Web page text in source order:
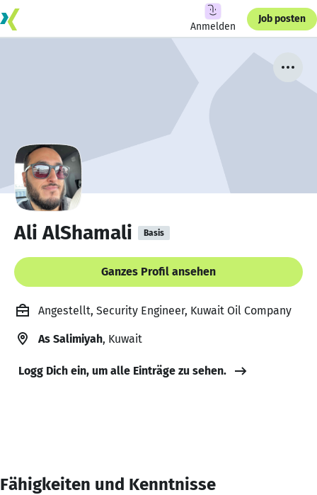
Anmelden
Job posten
Ali AlShamali Basis
Ganzes Profil ansehen
Angestellt, Security Engineer, Kuwait Oil Company
As Salimiyah, Kuwait
Logg Dich ein, um alle Einträge zu sehen.
Fähigkeiten und Kenntnisse